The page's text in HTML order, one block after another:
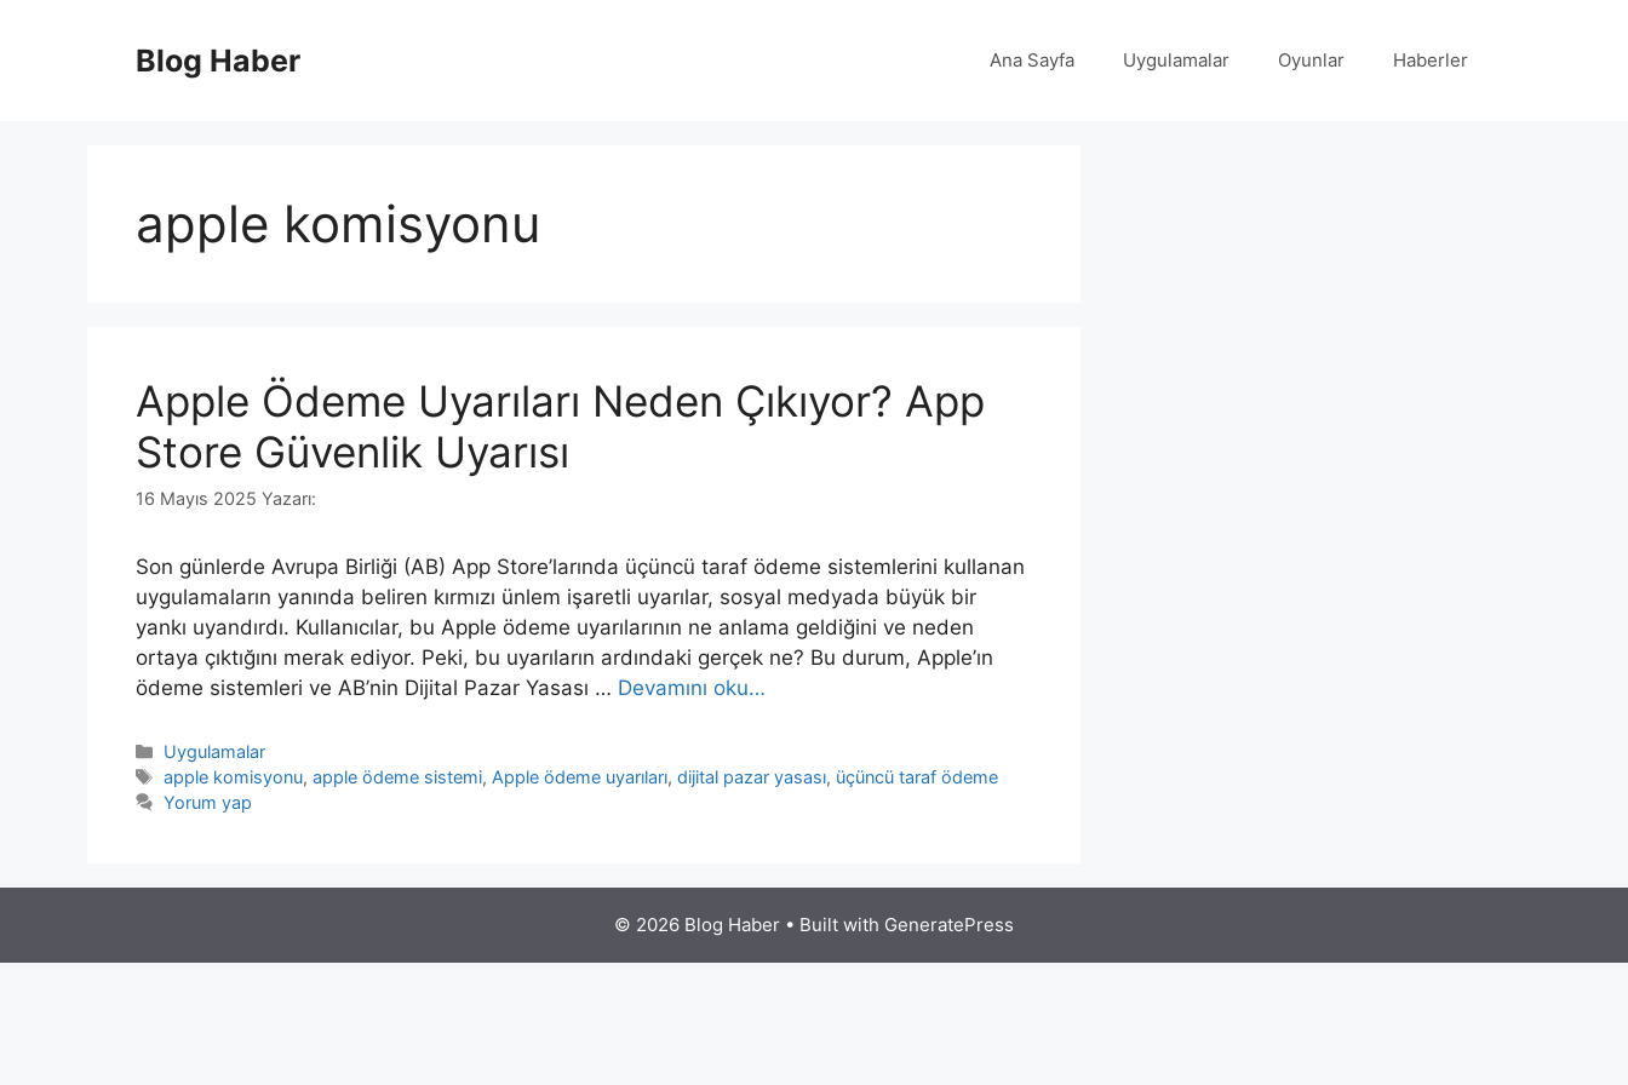
Blog Haber Ana Sayfa Uygulamalar Oyunlar Haberler
apple komisyonu
Apple Ödeme Uyarıları Neden Çıkıyor? App
Store Güvenlik Uyarısı
16 Mayıs 2025 Yazarı:
Son günlerde Avrupa Birliği (AB) App Store’larında üçüncü taraf ödeme sistemlerini kullanan
uygulamaların yanında beliren kırmızı ünlem işaretli uyarılar, sosyal medyada büyük bir
yankı uyandırdı. Kullanıcılar, bu Apple ödeme uyarılarının ne anlama geldiğini ve neden
ortaya çıktığını merak ediyor. Peki, bu uyarıların ardındaki gerçek ne? Bu durum, Apple’ın
ödeme sistemleri ve AB’nin Dijital Pazar Yasası … Devamını oku…
Kategoriler
Uygulamalar
Etiketler
apple komisyonu,apple ödeme sistemi, Apple ödeme uyarıları,dijital pazar yasası, üçüncü taraf ödeme
Yorum yap
© 2026 Blog Haber • Built with GeneratePress